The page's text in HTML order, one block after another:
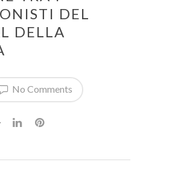
DEL
DELLA
No Comments